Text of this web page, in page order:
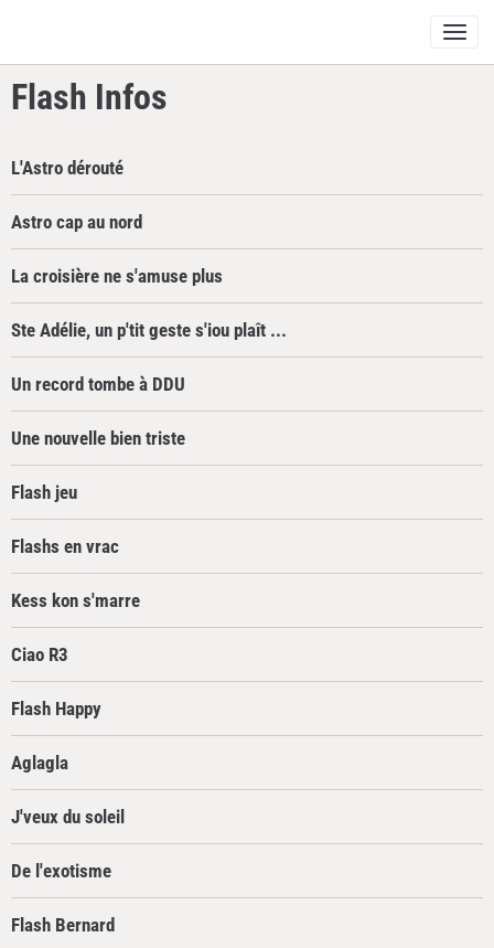
Flash Infos
L'Astro dérouté
Astro cap au nord
La croisière ne s'amuse plus
Ste Adélie, un p'tit geste s'iou plaît ...
Un record tombe à DDU
Une nouvelle bien triste
Flash jeu
Flashs en vrac
Kess kon s'marre
Ciao R3
Flash Happy
Aglagla
J'veux du soleil
De l'exotisme
Flash Bernard